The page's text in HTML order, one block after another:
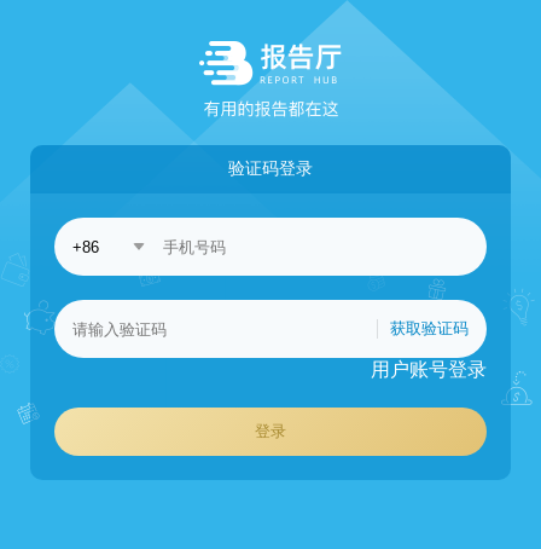
验证码登录
获取验证码
用户账号登录
登录